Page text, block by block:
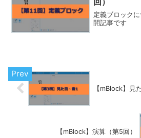
定義ブロック
開記事です
【mBlock】見
【mBlock】演算（第5回）